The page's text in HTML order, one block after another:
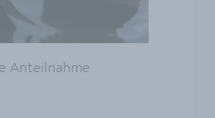
Anteilnahme